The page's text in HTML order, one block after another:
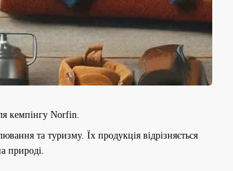
кемпінгу Norfin.
та туризму. Їх продукція відрізняється
природі.